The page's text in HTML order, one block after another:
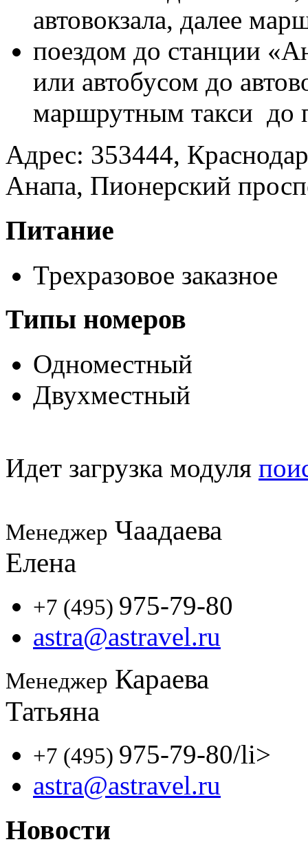
автовокзала, далее
поездом до станции
или автобусом до
маршрутным такси до
Адрес: 353444,
Анапа, Пионерский
Питание
Трехразовое заказное
Типы номеров
Одноместный
Двухместный
Идет загрузка модуля
Менеджер Чаадаева
Елена
+7 (495) 975-79-80
astra@astravel.ru
Менеджер Караева
Татьяна
+7 (495) 975-79-80/li>
astra@astravel.ru
Новости